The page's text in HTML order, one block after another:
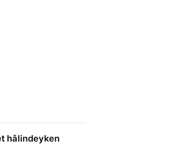
hâlindeyken